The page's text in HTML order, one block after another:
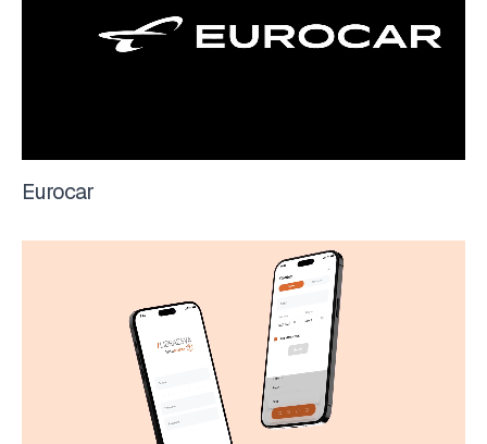
Eurocar